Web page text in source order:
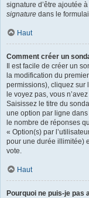
signature d’être ajoutée
signature dans le
Haut
Comment créer un
Il est facile de créer un
la modification du
permissions), cliquez sur
le voyez pas, vous
Saisissez le titre du
une option par ligne
le nombre de réponses
« Option(s) par
pour une durée illimitée)
vote.
Haut
Pourquoi ne puis-je pas